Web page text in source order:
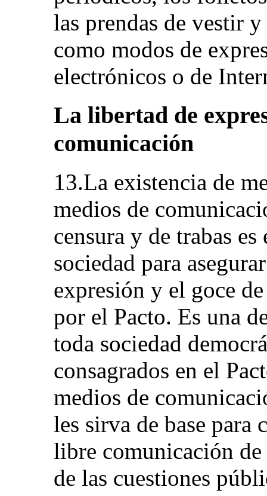
las prendas de vestir
como modos de
electrónicos o de
La libertad de
comunicación
13.La existencia de
medios de
censura y de trabas
sociedad para
expresión y el goce
por el Pacto. Es una
toda sociedad
consagrados en el
medios de
les sirva de base
libre comunicación
de las cuestiones